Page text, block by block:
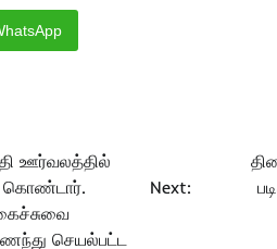
ஊர்வலத்தில்
கொண்டார்.
செயல்பட்ட
Next: